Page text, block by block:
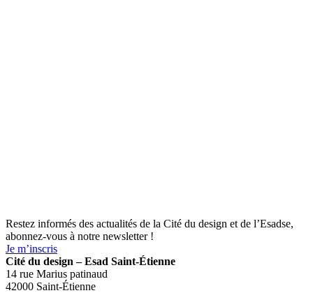
Restez informés des actualités de la Cité du design et de l’Esadse,
abonnez-vous à notre newsletter !
Je m’inscris
Cité du design – Esad Saint-Étienne
14 rue Marius patinaud
42000 Saint-Étienne